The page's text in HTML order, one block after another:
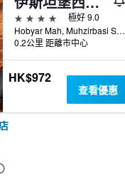
4星級
極好 9.0
Hobyar Mah, Muhzirbasi Sokak No. 6, 伊斯坦堡, 土耳其
0.2公里 距離市中心
HK$972
查看優惠